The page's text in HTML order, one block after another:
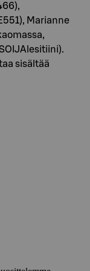
Marianne
sisältää